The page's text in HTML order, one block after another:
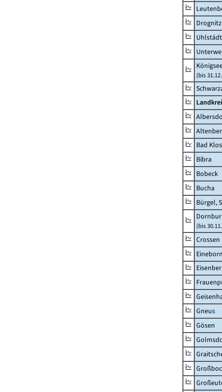
Drognitz
(bis
Bad
Bibra
Bobeck
Bucha
Bürgel,
(bis
Gneus
Gösen